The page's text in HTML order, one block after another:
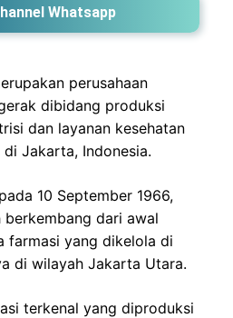
Whatsapp
perusahaan
dibidang produksi
dan layanan kesehatan
Jakarta, Indonesia.
10 September 1966,
berkembang dari awal
farmasi yang dikelola di
di wilayah Jakarta Utara.
terkenal yang diproduksi